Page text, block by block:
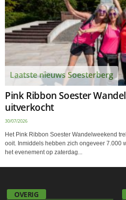
Laatste nieuws Soesterberg
Pink Ribbon Soester
uitverkocht
30/07/2026
Het Pink Ribbon Soester Wandelweekend
ooit. Inmiddels hebben zich ongeveer 7.000
het evenement op zaterdag...
OVERIG